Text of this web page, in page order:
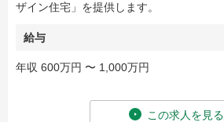
ザイン住宅」を提供します。
給与
年収 600万円 〜 1,000万円
この求人を見る